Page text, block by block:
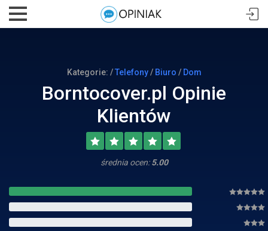
Kategorie: /Telefony/ Biuro / Dom
Borntocover.pl Opinie
Klientów
średnia ocen:5.00